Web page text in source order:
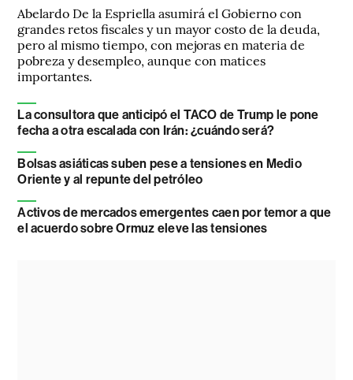
Abelardo De la Espriella asumirá el Gobierno con
grandes retos fiscales y un mayor costo de la deuda,
pero al mismo tiempo, con mejoras en materia de
pobreza y desempleo, aunque con matices
importantes.
La consultora que anticipó el TACO de Trump le pone
fecha a otra escalada con Irán: ¿cuándo será?
Bolsas asiáticas suben pese a tensiones en Medio
Oriente y al repunte del petróleo
Activos de mercados emergentes caen por temor a que
el acuerdo sobre Ormuz eleve las tensiones